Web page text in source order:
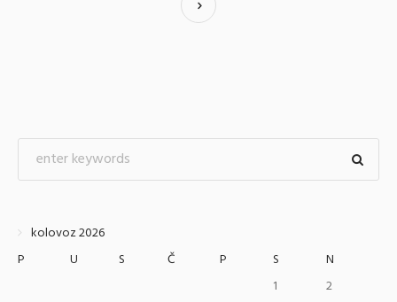
kolovoz 2026
P
U S Č P S
N
1
2